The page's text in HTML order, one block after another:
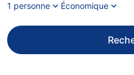
1 personne
Économique